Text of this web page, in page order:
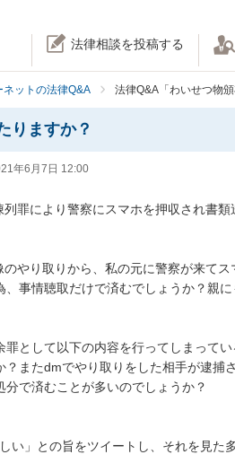
法律相談を投稿する
ネットの法律Q&A 法律Q&A「わいせつ物
りますか？
年6月7日 12:00
罪により警察にスマホを押収され書類
やり取りから、私の元に警察が来てス
事情聴取だけで済むでしょうか？親
として以下の内容を行ってしまって
またdmでやり取りをした相手が逮捕
で済むことが多いのでしょうか？
い」との旨をツイートし、それを見た